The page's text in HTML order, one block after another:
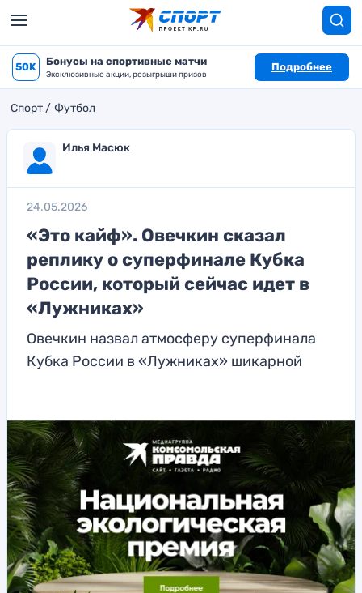
50K Бонусы на спортивные матчи
Эксклюзивные акции, розыгрыши призов
Подробнее
Спорт Футбол
Илья Масюк
24.05.2026
«Это кайф». Овечкин сказал
реплику о суперфинале Кубка
России, который сейчас идет в
«Лужниках»
Овечкин назвал атмосферу суперфинала
Кубка России в «Лужниках» шикарной